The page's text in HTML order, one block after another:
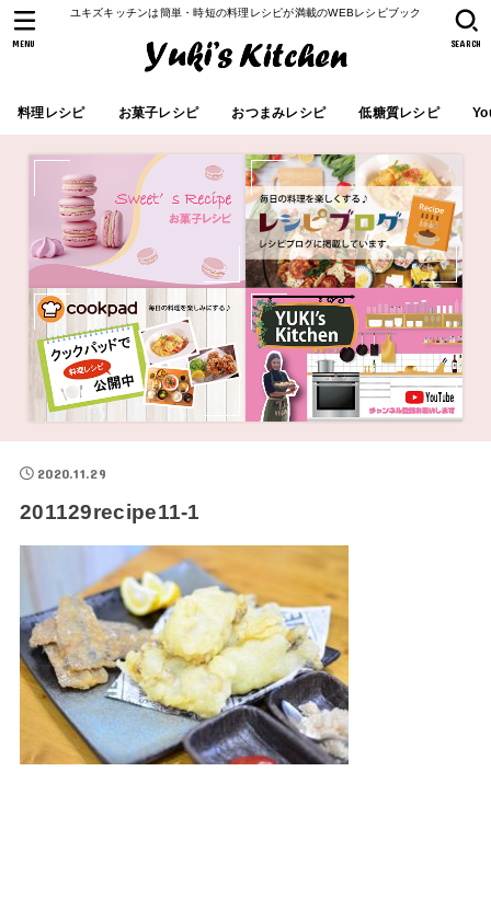
ユキズキッチンは簡単・時短の料理レシピが満載のWEBレシピブック
料理レシピ お菓子レシピ おつまみレシピ 低糖質レシピ
SEARCH
MENU
2020.11.29
201129recipe11-1